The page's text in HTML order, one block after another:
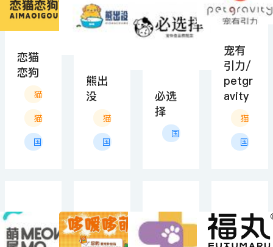
恋猫
恋狗
猫狗美容用品
猫狗清洁用品
国产
熊出
没
猫狗清洁用品
国产
必选
择
国产
宠有
引力/
petgr
avity
猫狗美
国产